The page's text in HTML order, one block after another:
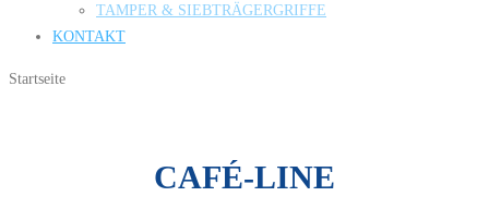
TAMPER & SIEBTRÄGERGRIFFE
KONTAKT
Startseite
CAFÉ-LINE